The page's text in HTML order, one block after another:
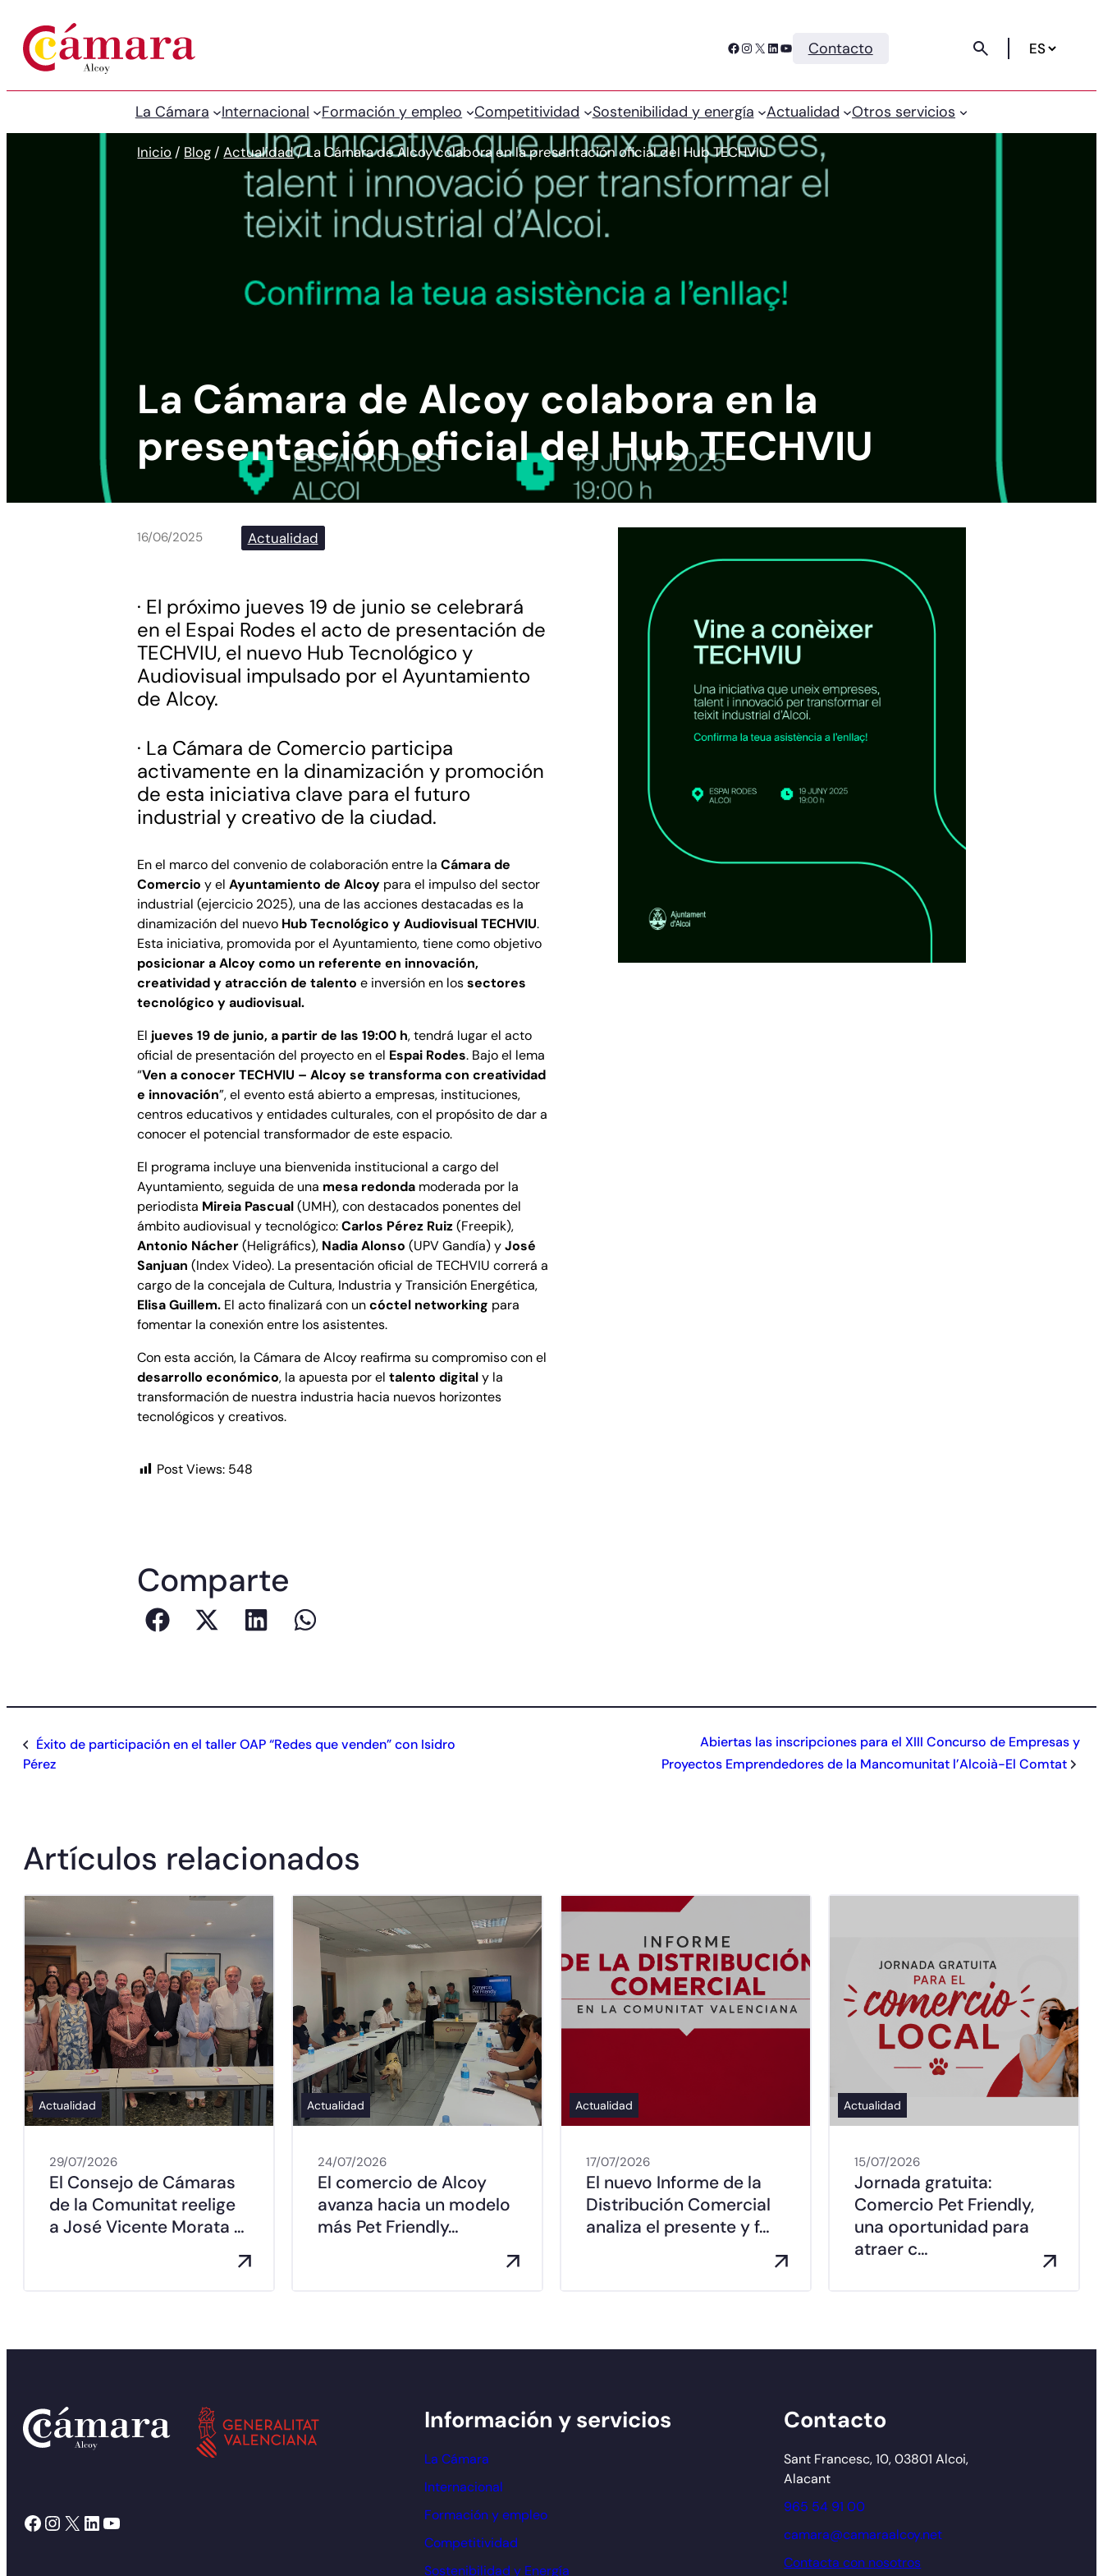
Facebook Instagram X LinkedIn YouTube Contacto
La Cámara Internacional Formación y empleo Competitividad Sostenibilidad y energía Actualidad Otros servicios
Inicio / Blog /Actualidad/La Cámara de Alcoy colabora en la presentación oficial del Hub TECHVIU
La Cámara de Alcoy colabora en la
presentación oficial del Hub TECHVIU
16/06/2025 Actualidad
· El próximo jueves 19 de junio se celebrará
en el Espai Rodes el acto de presentación de
TECHVIU, el nuevo Hub Tecnológico y
Audiovisual impulsado por el Ayuntamiento
de Alcoy.
· La Cámara de Comercio participa
activamente en la dinamización y promoción
de esta iniciativa clave para el futuro
industrial y creativo de la ciudad.
En el marco del convenio de colaboración entre laCámara de
Comercio y elAyuntamiento de Alcoy para el impulso del sector
industrial (ejercicio 2025), una de las acciones destacadas es la
dinamización del nuevo Hub Tecnológico y Audiovisual TECHVIU.
Esta iniciativa, promovida por el Ayuntamiento, tiene como objetivo
posicionar a Alcoy como un referente en innovación,
creatividad y atracción de talentoe inversión en lossectores
tecnológico y audiovisual.
El jueves 19 de junio, a partir de las 19:00 h, tendrá lugar el acto
oficial de presentación del proyecto en el Espai Rodes. Bajo el lema
“Ven a conocer TECHVIU – Alcoy se transforma con creatividad
e innovación”, el evento está abierto a empresas, instituciones,
centros educativos y entidades culturales, con el propósito de dar a
conocer el potencial transformador de este espacio.
El programa incluye una bienvenida institucional a cargo del
Ayuntamiento, seguida de una mesa redonda moderada por la
periodista Mireia Pascual(UMH), con destacados ponentes del
ámbito audiovisual y tecnológico:Carlos Pérez Ruiz(Freepik),
Antonio Nácher(Heligráfics), Nadia Alonso (UPV Gandía) yJosé
Sanjuan (Index Video). La presentación oficial de TECHVIU correrá a
cargo de la concejala de Cultura, Industria y Transición Energética,
Elisa Guillem. El acto finalizará con uncóctel networking para
fomentar la conexión entre los asistentes.
Con esta acción, la Cámara de Alcoy reafirma su compromiso con el
desarrollo económico, la apuesta por eltalento digitaly la
transformación de nuestra industria hacia nuevos horizontes
tecnológicos y creativos.
Post Views: 548
Comparte
Éxito de participación en el taller OAP “Redes que venden” con Isidro
Pérez
Abiertas las inscripciones para el XIII Concurso de Empresas y
Proyectos Emprendedores de la Mancomunitat l’Alcoià-El Comtat
Artículos relacionados
Actualidad
29/07/2026
El Consejo de Cámaras
de la Comunitat reelige
a José Vicente Morata …
Actualidad
24/07/2026
El comercio de Alcoy
avanza hacia un modelo
más Pet Friendly…
Actualidad
17/07/2026
El nuevo Informe de la
Distribución Comercial
analiza el presente y f…
Actualidad
15/07/2026
Jornada gratuita:
Comercio Pet Friendly,
una oportunidad para
atraer c…
Facebook Instagram X LinkedIn YouTube
Información y servicios
La Cámara
Internacional
Formación y empleo
Competitividad
Sostenibilidad y Energía
Contacto
Sant Francesc, 10, 03801 Alcoi,
Alacant
965 54 91 00
camara@camaraalcoy.net
Contacta con nosotros